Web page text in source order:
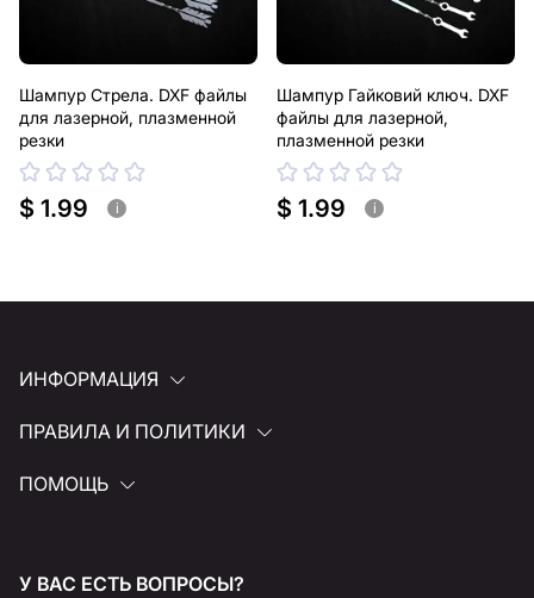
Шампур Стрела. DXF файлы
для лазерной, плазменной
резки
$ 1.99 i
Шампур Гайковий ключ. DXF
файлы для лазерной,
плазменной резки
$ 1.99 i
ИНФОРМАЦИЯ
ПРАВИЛА И ПОЛИТИКИ
ПОМОЩЬ
У ВАС ЕСТЬ ВОПРОСЫ?